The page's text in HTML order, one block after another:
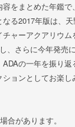
をまとめた年鑑
る2017年版は、
ャーアクアリウ
、さらに今年発売
の一年を振り返
ョンとしてお楽し
合があります。